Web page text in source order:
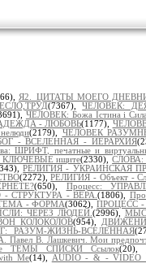
Я2._ЦИТАТЫ МОЕГО
(7367),ЧЕЛОВЕК:
ЧЕЛОВЕК: Божа Істина і
- ЛЮБОВЬ(1177),
(2179), ЧЕЛОВЕК
- ВСЕЛЕННАЯ - ИЕРАРХИЯ
ШРИФТ, печатные и
КЛЮЧЕВЫЕ ищите(2330),
РЕЛИГИЯ - УКРАИНСКАЯ
(2272),РЕЛИГИЯ - Объект -
(650), Процесс:
- СТРУКТУРА - ВЕРА.(1806),
- ФОРМА(3062),ПРОЦЕСС -
ЧЕРЕЗ ЛЮДЕЙ. (2996),
КОЛОКОЛОВ(954),
РАЗУМ-ЖИЗНЬ-ВСЕЛЕННАЯ
Павел В. Лашкевич. Мои
ТЕМЫ СПИСКИ Ссылок(20),
Me(14), AUDIO - & - VIDEO